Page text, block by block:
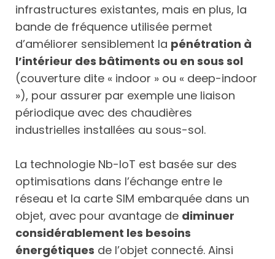
infrastructures existantes, mais en plus, la
bande de fréquence utilisée permet
d’améliorer sensiblement la pénétration à
l’intérieur des bâtiments ou en sous sol
(couverture dite « indoor » ou « deep-indoor
»), pour assurer par exemple une liaison
périodique avec des chaudières
industrielles installées au sous-sol.
La technologie Nb-IoT est basée sur des
optimisations dans l’échange entre le
réseau et la carte SIM embarquée dans un
objet, avec pour avantage de diminuer
considérablement les besoins
énergétiques de l’objet connecté. Ainsi